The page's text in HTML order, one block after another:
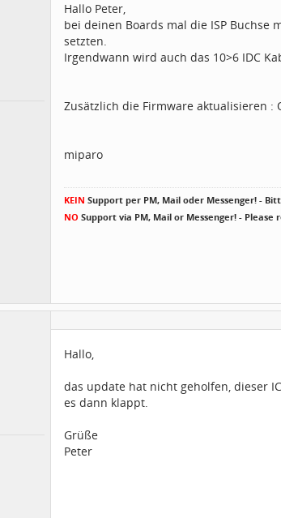
Hallo Peter,
bei deinen Boards mal die ISP Buchse
setzten.
Irgendwann wird auch das 10>6 IDC
Zusätzlich die Firmware aktualisieren :
miparo
KEIN Support per PM, Mail oder Messenger! -
NO Support via PM, Mail or Messenger! -
Hallo,
das update hat nicht geholfen, dieser
es dann klappt.
Grüße
Peter